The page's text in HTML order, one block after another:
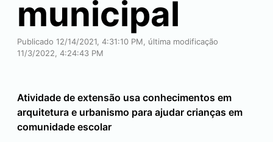
municipal
Publicado 12/14/2021, 4:31:10 PM, última modificação
11/3/2022, 4:24:43 PM
Atividade de extensão usa conhecimentos em
arquitetura e urbanismo para ajudar crianças em
comunidade escolar